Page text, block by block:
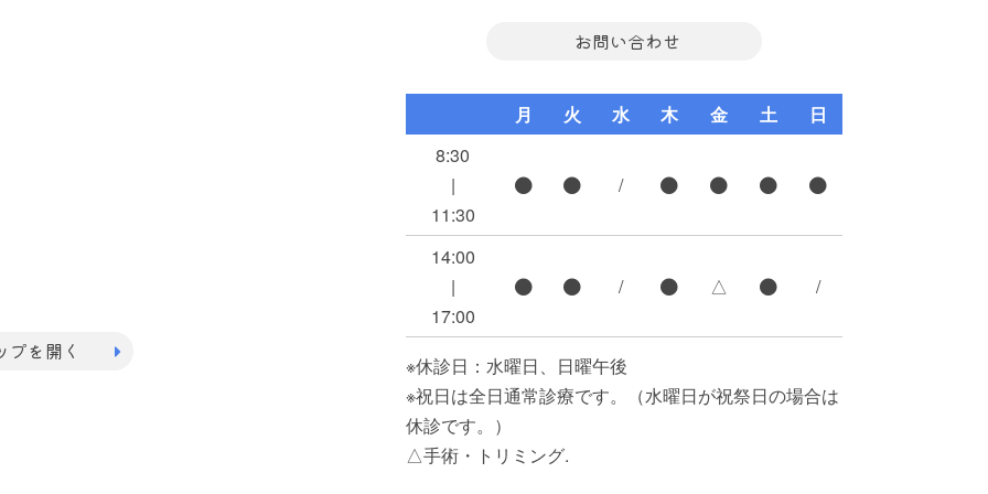
お問い合わせ
月 火 水 木 金 土
日
8:30
|
11:30
/
14:00
|
17:00
/ △ /
※休診日：水曜日、日曜午後
※祝日は全日通常診療です。（水曜日が祝祭日の場合は
休診です。）
△手術・トリミング.
を開く